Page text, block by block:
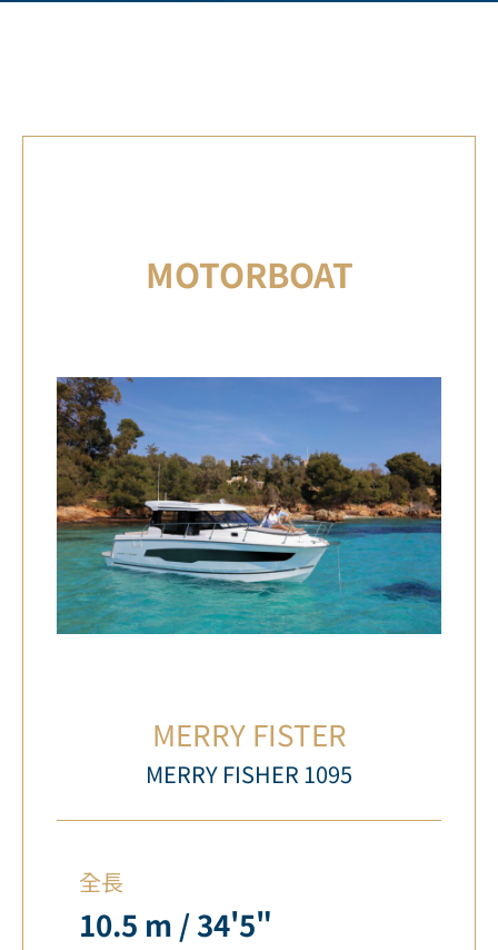
MOTORBOAT
MERRY FISTER
MERRY FISHER 1095
全長
10.5 m / 34'5"